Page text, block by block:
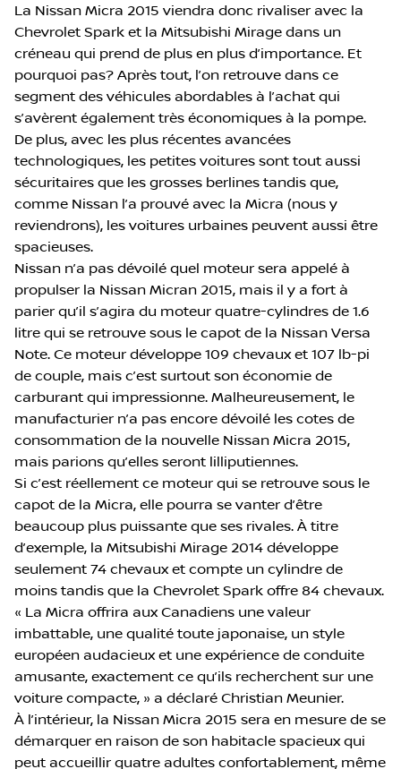
La Nissan Micra 2015 viendra donc rivaliser avec la
Chevrolet Spark et la Mitsubishi Mirage dans un
créneau qui prend de plus en plus d’importance. Et
pourquoi pas? Après tout, l’on retrouve dans ce
segment des véhicules abordables à l’achat qui
s’avèrent également très économiques à la pompe.
De plus, avec les plus récentes avancées
technologiques, les petites voitures sont tout aussi
sécuritaires que les grosses berlines tandis que,
comme Nissan l’a prouvé avec la Micra (nous y
reviendrons), les voitures urbaines peuvent aussi être
spacieuses.
Nissan n’a pas dévoilé quel moteur sera appelé à
propulser la Nissan Micran 2015, mais il y a fort à
parier qu’il s’agira du moteur quatre-cylindres de 1.6
litre qui se retrouve sous le capot de la Nissan Versa
Note. Ce moteur développe 109 chevaux et 107 lb-pi
de couple, mais c’est surtout son économie de
carburant qui impressionne. Malheureusement, le
manufacturier n’a pas encore dévoilé les cotes de
consommation de la nouvelle Nissan Micra 2015,
mais parions qu’elles seront lilliputiennes.
Si c’est réellement ce moteur qui se retrouve sous le
capot de la Micra, elle pourra se vanter d’être
beaucoup plus puissante que ses rivales. À titre
d’exemple, la Mitsubishi Mirage 2014 développe
seulement 74 chevaux et compte un cylindre de
moins tandis que la Chevrolet Spark offre 84 chevaux.
« La Micra offrira aux Canadiens une valeur
imbattable, une qualité toute japonaise, un style
européen audacieux et une expérience de conduite
amusante, exactement ce qu’ils recherchent sur une
voiture compacte, » a déclaré Christian Meunier.
À l’intérieur, la Nissan Micra 2015 sera en mesure de se
démarquer en raison de son habitacle spacieux qui
peut accueillir quatre adultes confortablement, même